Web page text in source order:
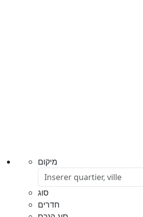
מיקום
סוג
חדרים